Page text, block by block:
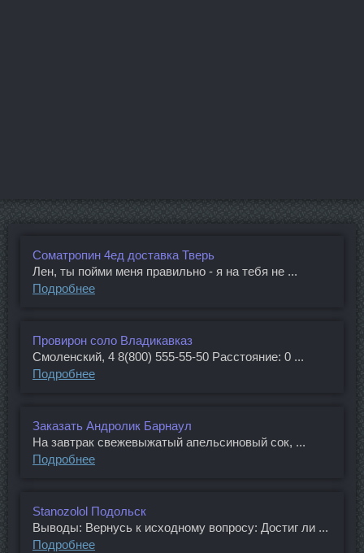
Cоматропин 4ед доставка Тверь
Лен, ты пойми меня правильно - я на тебя не ...
Подробнее
Провирон соло Владикавказ
Смоленский, 4 8(800) 555-55-50 Расстояние: 0 ...
Подробнее
Заказать Андролик Барнаул
На завтрак свежевыжатый апельсиновый сок, ...
Подробнее
Stanozolol Подольск
Выводы: Вернусь к исходному вопросу: Достиг ли ...
Подробнее